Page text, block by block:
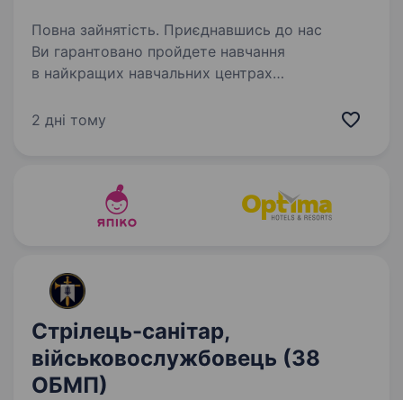
Повна зайнятість. Приєднавшись до нас
Ви гарантовано пройдете навчання
в найкращих навчальних центрах
Переваги військової служби: ти стаєш
2 дні тому
Стрілець-санітар,
військовослужбовець (38
ОБМП)